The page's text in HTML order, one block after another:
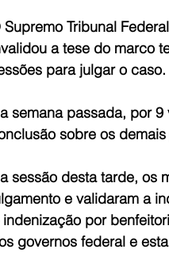
Supremo Tribunal
a tese do marco
para julgar o caso.
semana passada, por
sobre os
sessão desta tarde, os
e validaram a
indenização por
governos federal e